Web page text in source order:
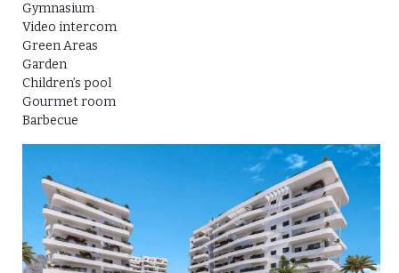
Gymnasium
Video intercom
Green Areas
Garden
Children’s pool
Gourmet room
Barbecue